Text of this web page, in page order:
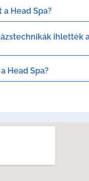
Head Spa?
ihlették
Head Spa?